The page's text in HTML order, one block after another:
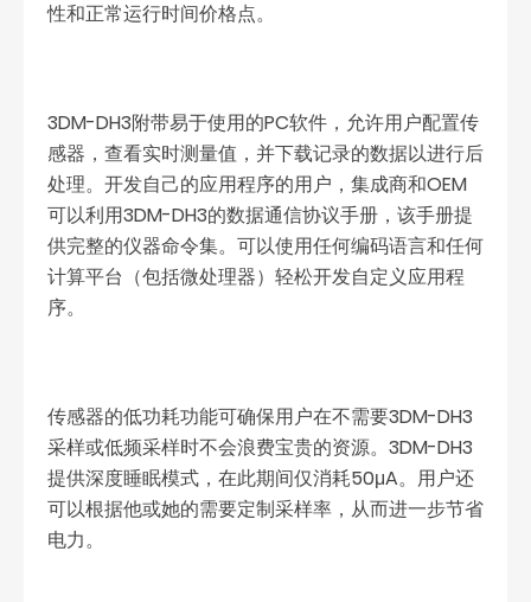
性和正常运行时间价格点。
3DM-DH3附带易于使用的PC软件，允许用户配置传
感器，查看实时测量值，并下载记录的数据以进行后
处理。开发自己的应用程序的用户，集成商和OEM
可以利用3DM-DH3的数据通信协议手册，该手册提
供完整的仪器命令集。可以使用任何编码语言和任何
计算平台（包括微处理器）轻松开发自定义应用程
序。
传感器的低功耗功能可确保用户在不需要3DM-DH3
采样或低频采样时不会浪费宝贵的资源。3DM-DH3
提供深度睡眠模式，在此期间仅消耗50μA。用户还
可以根据他或她的需要定制采样率，从而进一步节省
电力。